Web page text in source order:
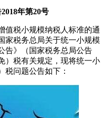
年第20号
值税小规模纳税人标准的通
家税务总局关于统一小规模
告》（国家税务总局公告
）税有关规定，现将统一小
税问题公告如下：